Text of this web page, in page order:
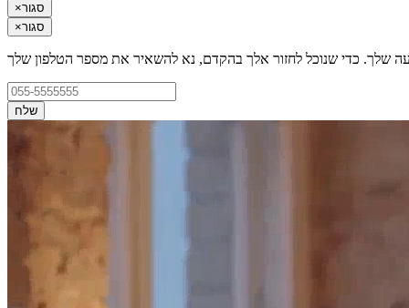
×סגור
×סגור
שלך. כדי שנוכל לחזור אלך בהקדם, נא להשאיר את מספר הטלפון שלך
שלח